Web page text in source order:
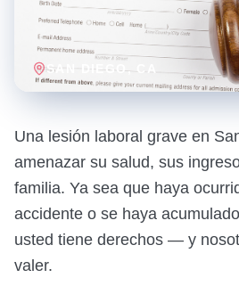
SAN DIEGO, CA
Una lesión laboral grave en
amenazar su salud, sus
familia. Ya sea que haya
accidente o se haya
usted tiene derechos — y
valer.